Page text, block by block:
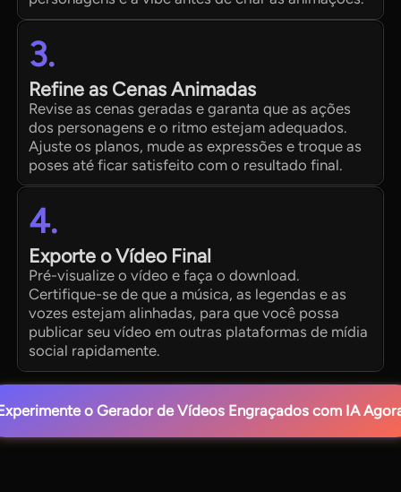
3.
Refine as Cenas Animadas
Revise as cenas geradas e garanta que as ações
dos personagens e o ritmo estejam adequados.
Ajuste os planos, mude as expressões e troque as
poses até ficar satisfeito com o resultado final.
4.
Exporte o Vídeo Final
Pré-visualize o vídeo e faça o download.
Certifique-se de que a música, as legendas e as
vozes estejam alinhadas, para que você possa
publicar seu vídeo em outras plataformas de mídia
social rapidamente.
o Gerador de Vídeos Engraçados com IA